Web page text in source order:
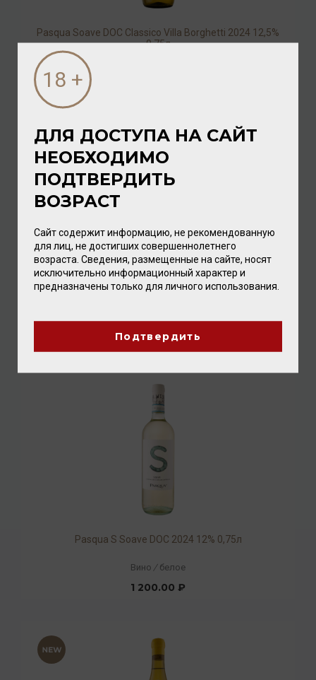
Pasqua Soave DOC Classico Villa Borghetti 2024 12,5%
0,75л
Pasqua S Soave DOC 2025 12% 0,75л
1 280.00 ₽
Pasqua S Soave DOC 2024 12% 0,75л
Вино / белое
1 200.00 ₽
ДЛЯ ДОСТУПА НА САЙТ
НЕОБХОДИМО
ПОДТВЕРДИТЬ
ВОЗРАСТ
Сайт содержит информацию, не рекомендованную
для лиц, не достигших совершеннолетнего
возраста. Сведения, размещенные на сайте, носят
исключительно информационный характер и
предназначены только для личного использования.
Подтвердить